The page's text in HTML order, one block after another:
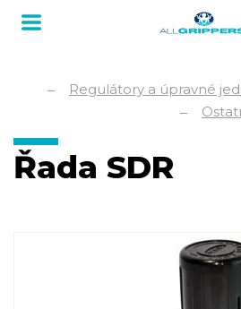
Regulátory a úpravné
Řada SDR